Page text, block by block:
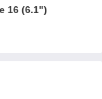
16 (6.1")